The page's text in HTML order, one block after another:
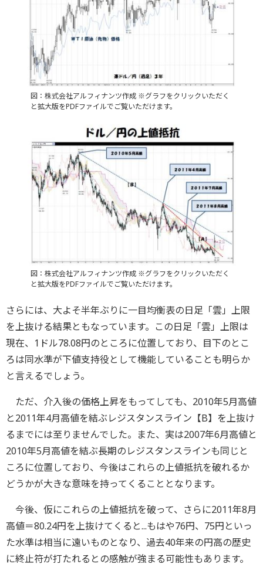
図：株式会社アルフィナンツ作成 ※グラフをクリックいただく
と拡大版をPDFファイルでご覧いただけます。
図：株式会社アルフィナンツ作成 ※グラフをクリックいただく
と拡大版をPDFファイルでご覧いただけます。
さらには、大よそ半年ぶりに一目均衡表の日足「雲」上限
を上抜ける結果ともなっています。この日足「雲」上限は
現在、1ドル78.08円のところに位置しており、目下のとこ
ろは同水準が下値支持役として機能していることも明らか
と言えるでしょう。
ただ、介入後の価格上昇をもってしても、2010年5月高値
と2011年4月高値を結ぶレジスタンスライン【B】を上抜け
るまでには至りませんでした。また、実は2007年6月高値と
2010年5月高値を結ぶ長期のレジスタンスラインも同じと
ころに位置しており、今後はこれらの上値抵抗を破れるか
どうかが大きな意味を持ってくることとなります。
今後、仮にこれらの上値抵抗を破って、さらに2011年8月
高値＝80.24円を上抜けてくると...もはや76円、75円といっ
た水準は相当に遠いものとなり、過去40年来の円高の歴史
に終止符が打たれるとの感触が強まる可能性もあります。